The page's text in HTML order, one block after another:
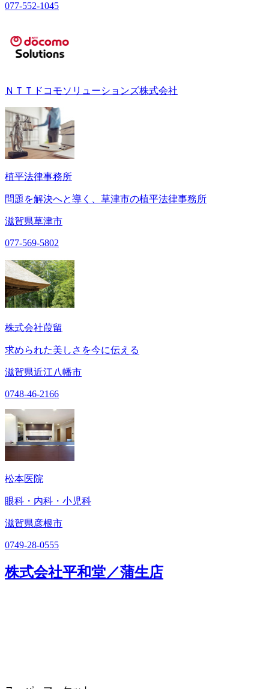
077-552-1045
ＮＴＴドコモソリューションズ株式会社
植平法律事務所
問題を解決へと導く、草津市の植平法律事務所
滋賀県草津市
077-569-5802
株式会社葭留
求められた美しさを今に伝える
滋賀県近江八幡市
0748-46-2166
松本医院
眼科・内科・小児科
滋賀県彦根市
0749-28-0555
株式会社平和堂／蒲生店